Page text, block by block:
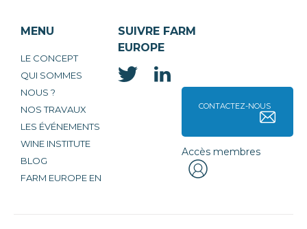
MENU
LE CONCEPT
QUI SOMMES
NOUS ?
NOS TRAVAUX
LES ÉVÉNEMENTS
WINE INSTITUTE
BLOG
FARM EUROPE EN
SUIVRE FARM
EUROPE
CONTACTEZ-NOUS
Accès membres